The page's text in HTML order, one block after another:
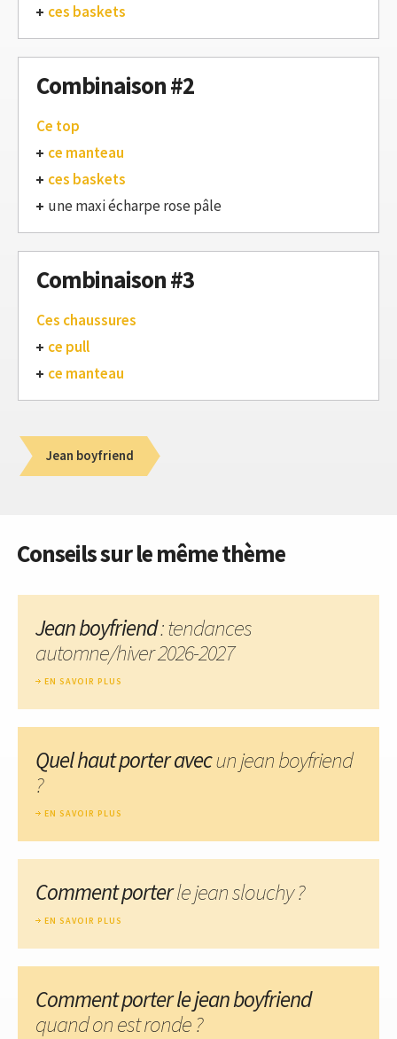
ces baskets
Combinaison #2
Ce top
ce manteau
ces baskets
une maxi écharpe rose pâle
Combinaison #3
Ces chaussures
ce pull
ce manteau
Jean boyfriend
Conseils sur le même thème
Jean boyfriend: tendances
automne/hiver 2026-2027
EN SAVOIR PLUS
Quel haut porter avecun jean boyfriend
?
EN SAVOIR PLUS
Comment porterle jean slouchy ?
EN SAVOIR PLUS
Comment porter le jean boyfriend
quand on est ronde ?